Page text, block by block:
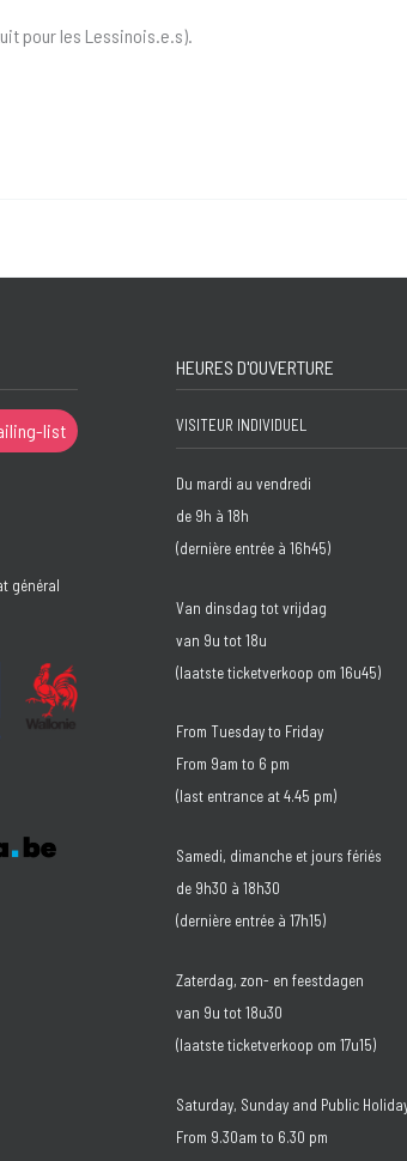
pour les Lessinois.e.s).
list
général
HEURES D'OUVERTURE
VISITEUR INDIVIDUEL
Du mardi au vendredi
de 9h à 18h
(dernière entrée à 16h45)
Van dinsdag tot vrijdag
van 9u tot 18u
(laatste ticketverkoop om 16u45)
From Tuesday to Friday
From 9am to 6 pm
(last entrance at 4.45 pm)
Samedi, dimanche et jours fériés
de 9h30 à 18h30
(dernière entrée à 17h15)
Zaterdag, zon- en feestdagen
van 9u tot 18u30
(laatste ticketverkoop om 17u15)
Saturday, Sunday and Public
From 9.30am to 6.30 pm